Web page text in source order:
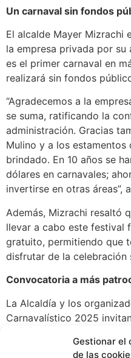
Gestionar el
de las
Un carnaval sin fondos
El alcalde Mayer Mizrachi
la empresa privada por
es el primer carnaval en
realizará sin fondos
“Agradecemos a la
se suma, ratificando la
administración. Gracias
Mulino y a los
brindado. En 10 años se
dólares en carnavales;
invertirse en otras áreas”,
Además, Mizrachi resaltó
llevar a cabo este festival
gratuito, permitiendo que
disfrutar de la celebración
Convocatoria a más
La Alcaldía y los
Carnavalístico 2025
aún estamos a tiempo de